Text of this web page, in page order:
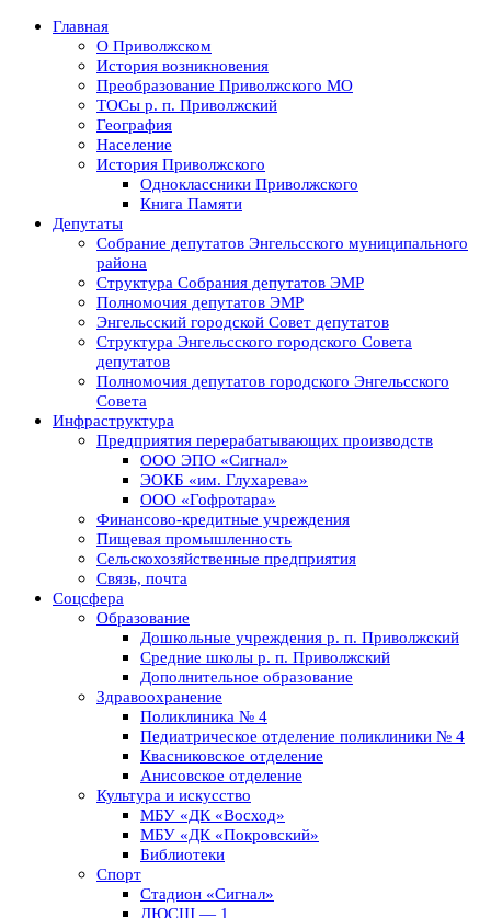
Главная
О Приволжском
История возникновения
Преобразование Приволжского МО
ТОСы р. п. Приволжский
География
Население
История Приволжского
Одноклассники Приволжского
Книга Памяти
Депутаты
Собрание депутатов Энгельсского муниципального
района
Структура Собрания депутатов ЭМР
Полномочия депутатов ЭМР
Энгельсский городской Совет депутатов
Структура Энгельсского городского Совета
депутатов
Полномочия депутатов городского Энгельсского
Совета
Инфраструктура
Предприятия перерабатывающих производств
ООО ЭПО «Сигнал»
ЭОКБ «им. Глухарева»
ООО «Гофротара»
Финансово-кредитные учреждения
Пищевая промышленность
Сельскохозяйственные предприятия
Связь, почта
Соцсфера
Образование
Дошкольные учреждения р. п. Приволжский
Средние школы р. п. Приволжский
Дополнительное образование
Здравоохранение
Поликлиника № 4
Педиатрическое отделение поликлиники № 4
Квасниковское отделение
Анисовское отделение
Культура и искусство
МБУ «ДК «Восход»
МБУ «ДК «Покровский»
Библиотеки
Спорт
Стадион «Сигнал»
ДЮСШ — 1